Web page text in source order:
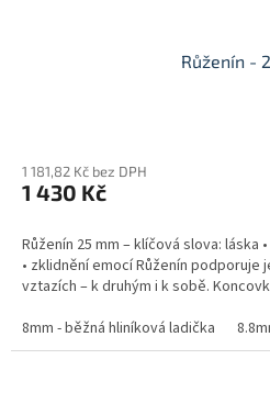
Růženín -
1 181,82 Kč bez DPH
1 430 Kč
Růženín 25 mm – klíčová slova: láska
• zklidnění emocí Růženín podporuje
vztazích – k druhým i k sobě.
8mm - běžná hliníková ladička